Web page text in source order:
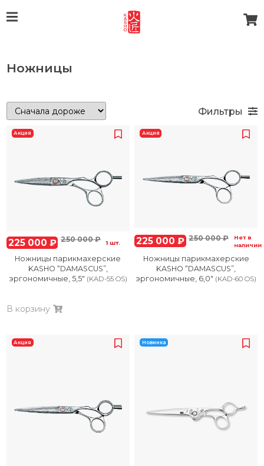
Ножницы
Фильтры
Акция
225 000 ₽ 250 000 ₽ 1 шт.
Ножницы парикмахерские
KASHO “DAMASCUS”,
эргономичные, 5,5″ (KAD-55 OS)
В корзину
Акция
225 000 ₽ 250 000 ₽
Нет в
наличии
Ножницы парикмахерские
KASHO “DAMASCUS”,
эргономичные, 6,0″ (KAD-60 OS)
Акция Новинка